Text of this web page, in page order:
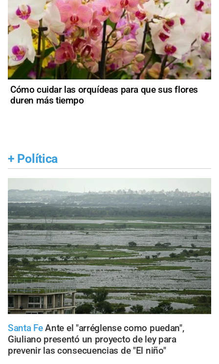
Cómo cuidar las orquídeas para que sus flores
duren más tiempo
+ Política
Santa Fe Ante el "arréglense como puedan",
Giuliano presentó un proyecto de ley para
prevenir las consecuencias de "El niño"